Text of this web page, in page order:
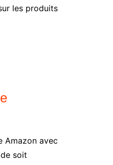
les produits
Amazon avec
soit